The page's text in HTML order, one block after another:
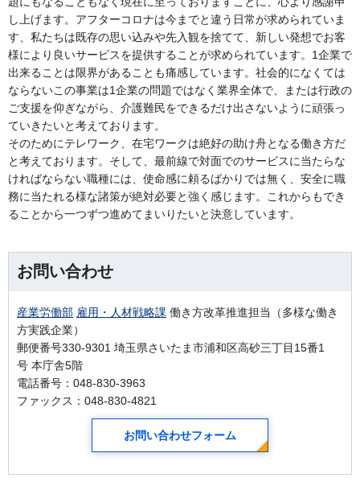
し上げます。アフターコロナは今までと違う日常が求められていま
す、私たちは既存の思い込みや先入観を捨てて、新しい発想でお客
様により良いサービスを提供することが求められています。1企業で
出来ることは限界があることも痛感しています。社会的になくては
ならないこの事業は1企業の問題ではなく業界全体で、または行政の
ご支援を仰ぎながら、介護難民をできるだけ出さないように頑張っ
ていきたいと考えております。
そのためにテレワーク、在宅ワークは絶好の助け舟となる働き方だ
と考えております。そして、最前線で対面でのサービスに当たらな
ければならない職種には、使命感に頼るばかりでは無く、安全に職
務に当たれる様な諸策が絶対必要と強く感じます。これからもでき
ることから一つずつ進めてまいりたいと決意しています。
お問い合わせ
産業労働部 雇用・人材戦略課 働き方改革推進担当（多様な働き
方実践企業）
郵便番号330-9301 埼玉県さいたま市浦和区高砂三丁目15番1
号 本庁舎5階
電話番号：048-830-3963
ファックス：048-830-4821
お問い合わせフォーム